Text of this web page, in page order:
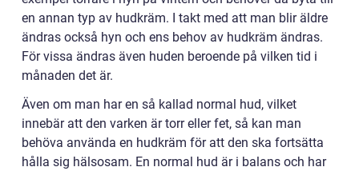
en annan typ av hudkräm. I takt med att man blir äldre
ändras också hyn och ens behov av hudkräm ändras.
För vissa ändras även huden beroende på vilken tid i
månaden det är.
Även om man har en så kallad normal hud, vilket
innebär att den varken är torr eller fet, så kan man
behöva använda en hudkräm för att den ska fortsätta
hålla sig hälsosam. En normal hud är i balans och har